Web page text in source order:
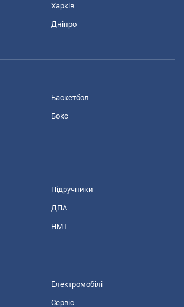
Харків
Дніпро
Баскетбол
Бокс
Підручники
ДПА
НМТ
Електромобілі
Сервіс